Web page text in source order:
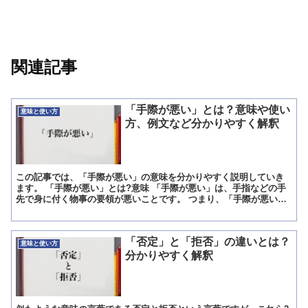
関連記事
意味と使い方
「手際が悪い」とは？意味や使い
方、例文など分かりやすく解釈
この記事では、「手際が悪い」の意味を分かりやすく説明していき
ます。 「手際が悪い」とは?意味 「手際が悪い」は、手指などの手
先で身に付く物事の要領が悪いことです。 つまり、「手際が悪い」
意味と使い方
「否定」と「拒否」の違いとは？
分かりやすく解釈